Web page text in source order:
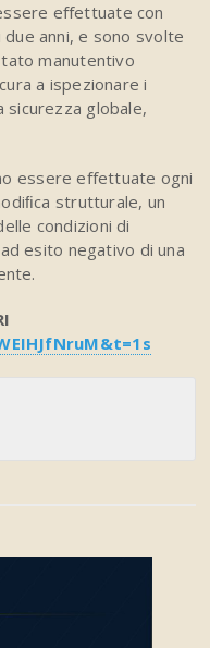
eﬀettuate con
anni, e sono svolte
manutentivo
a ispezionare i
sicurezza globale,
essere eﬀettuate ogni
strutturale, un
condizioni di
esito negativo di una
I
EIHJfNruM&t=1 s